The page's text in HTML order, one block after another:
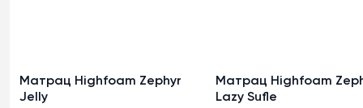
Матрац Highfoam Zephyr
Jelly
Матрац Highfoam
Lazy Sufle